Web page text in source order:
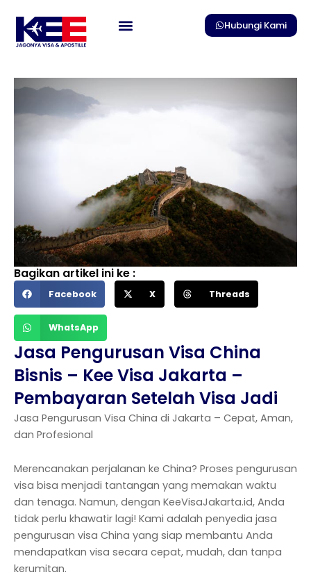
content
Hubungi Kami
Bagikan artikel ini ke :
Facebook X Threads
WhatsApp
Jasa Pengurusan Visa China
Bisnis – Kee Visa Jakarta –
Pembayaran Setelah Visa Jadi
Jasa Pengurusan Visa China di Jakarta – Cepat, Aman,
dan Profesional
Merencanakan perjalanan ke China? Proses pengurusan
visa bisa menjadi tantangan yang memakan waktu
dan tenaga. Namun, dengan KeeVisaJakarta.id, Anda
tidak perlu khawatir lagi! Kami adalah penyedia jasa
pengurusan visa China yang siap membantu Anda
mendapatkan visa secara cepat, mudah, dan tanpa
kerumitan.